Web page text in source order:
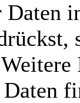
Daten